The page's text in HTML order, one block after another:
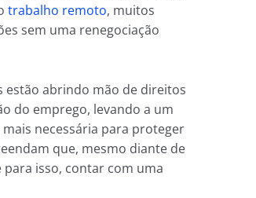
trabalho remoto, muitos
sem uma renegociação
estão abrindo mão de direitos
do emprego, levando a um
necessária para proteger
que, mesmo diante de
isso, contar com uma